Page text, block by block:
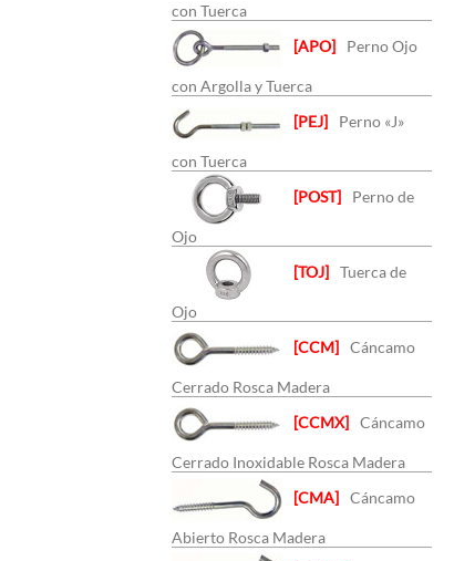
con Tuerca
[APO]
Perno Ojo
con Argolla y Tuerca
[PEJ]
Perno «J»
con Tuerca
[POST]
Perno de
Ojo
[TOJ] Tuerca de
Ojo
[CCM] Cáncamo
Cerrado Rosca Madera
[CCMX] Cáncamo
Cerrado Inoxidable Rosca Madera
[CMA] Cáncamo
Abierto Rosca Madera